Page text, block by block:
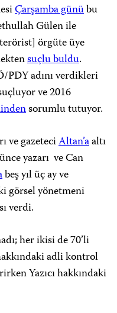
Çarşamba günübu
Gülen ile
örgüte üye
suçlu buldu.
adını verdikleri
ve 2016
sorumlu tutuyor.
ve gazeteciAltan’aaltı
yazarı ve Can
beş yıl üç ay ve
görsel yönetmeni
verdi.
her ikisi de 70’li
adli kontrol
Yazıcı hakkındaki